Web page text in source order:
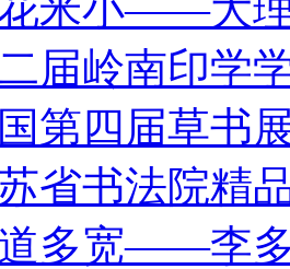
届岭南印学
第四届草书
省书法院精
多宽——李